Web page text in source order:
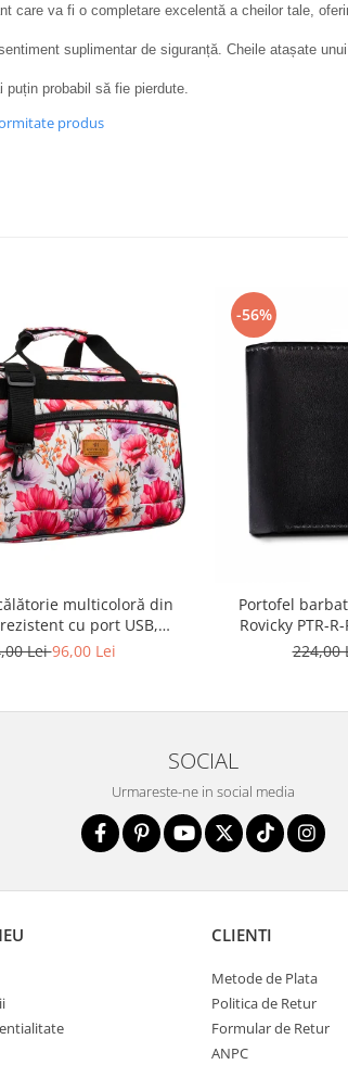
care va fi o completare excelentă a cheilor tale,
suplimentar de siguranță. Cheile atașate
puțin probabil să fie pierdute.
produs
multicoloră din
cu port USB,
model vegetal - Rovicky
Lei96,00 Lei
-56%
Portofel
Rovicky PTR-
224,00
SOCIAL
Urmareste-ne in social media
CLIENTI
Metode de Plata
Politica de Retur
Formular de Retur
ANPC